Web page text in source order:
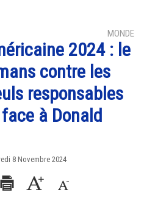
MONDE
2024 : le
contre les
responsables
à Donald
8 Novembre 2024